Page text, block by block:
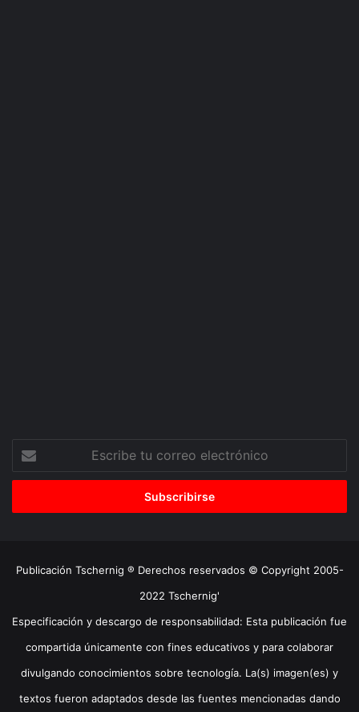
correo
Publicación Tschernig ® Derechos reservados © Copyright 2005-
2022 Tschernig'
Especificación y descargo de responsabilidad: Esta publicación fue
compartida únicamente con fines educativos y para colaborar
divulgando conocimientos sobre tecnología. La(s) imagen(es) y
textos fueron adaptados desde las fuentes mencionadas dando